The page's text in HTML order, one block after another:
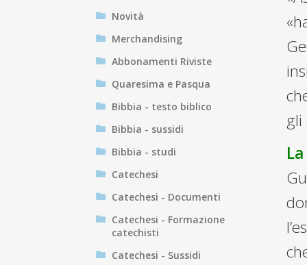
gli
Novità
Merchandising
Abbonamenti Riviste
Quaresima e Pasqua
Bibbia - testo biblico
Bibbia - sussidi
Bibbia - studi
Catechesi
Catechesi - Documenti
Catechesi - Formazione
catechisti
Catechesi - Sussidi